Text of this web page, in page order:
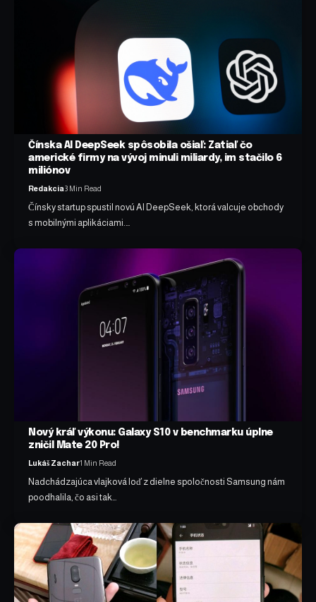
Čínska AI DeepSeek spôsobila ošiaľ: Zatiaľ čo
americké firmy na vývoj minuli miliardy, im stačilo 6
miliónov
Redakcia3 Min Read
Čínsky startup spustil novú AI DeepSeek, ktorá valcuje obchody
s mobilnými aplikáciami.…
Nový kráľ výkonu: Galaxy S10 v benchmarku úplne
zničil Mate 20 Pro!
Lukáš Zachar1 Min Read
Nadchádzajúca vlajková loď z dielne spoločnosti Samsung nám
poodhalila, čo asi tak…